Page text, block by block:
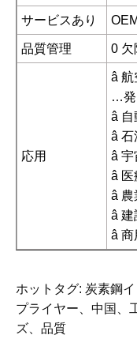
サービスあり OEM
品質管理 0 欠
応用
â 航
…発
â 自
â 石
â 宇
â 医
â 農
â 建
â 商
ホットタグ: 炭素鋼
プライヤー、中国、
ズ、品質